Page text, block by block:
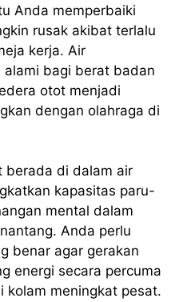
Anda memperbaiki
rusak akibat terlalu
kerja. Air
bagi berat badan
otot menjadi
dengan olahraga di
berada di dalam air
kapasitas paru-
mental dalam
Anda perlu
benar agar gerakan
energi secara percuma
kolam meningkat pesat.